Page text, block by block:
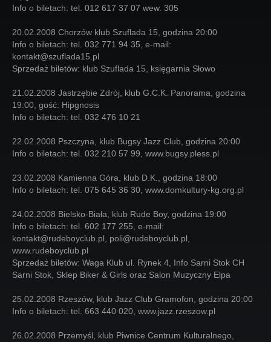
Info o biletach: tel. 012 617 37 07 wew. 305
20.02.2008 Chorzów klub Szuflada 15, godzina 20:00
Info o biletach: tel. 032 771 94 35, e-mail:
kontakt@szuflada15.pl
Sprzedaż biletów: klub Szuflada 15, księgarnia Słowo
21.02.2008 Jastrzębie Zdrój, klub G.C.K. Panorama, godzina
19:00, gość: Hipgnosis
Info o biletach: tel. 032 476 10 21
22.02.2008 Pszczyna, klub Bugsy Jazz Club, godzina 20:00
Info o biletach: tel. 032 210 57 99, www.bugsy.pless.pl
23.02.2008 Kamienna Góra, klub D.K., godzina 18:00
Info o biletach: tel. 075 645 36 30, www.domkultury-kg.org.pl
24.02.2008 Bielsko-Biała, klub Rude Boy, godzina 19:00
Info o biletach: tel. 602 177 255, e-mail:
kontakt@rudeboyclub.pl, poli@rudeboyclub.pl,
www.rudeboyclub.pl
Sprzedaż biletów: Waga Klub ul. Rynek 4, Info Sarni Stok CH
Sarni Stok, Sklep Biker & Girls oraz Salon Muzyczny Elpa
25.02.2008 Rzeszów, klub Jazz Club Gramofon, godzina 20:00
Info o biletach: tel. 663 440 020, www.jazz.rzeszow.pl
26.02.2008 Przemyśl, klub Piwnice Centrum Kulturalnego,